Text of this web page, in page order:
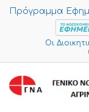
Πρόγραμμα
Οι